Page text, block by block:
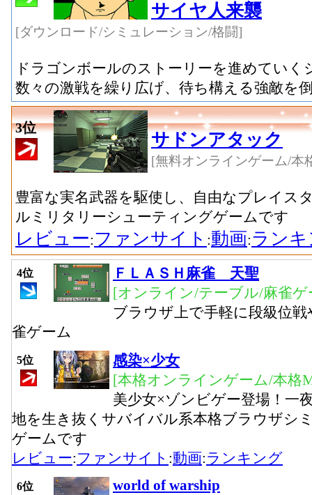
サイヤ人来襲
[ダウンロード/シミュレーション/格闘]
ドラゴンボールのストーリーを進めていく
数々の激戦を繰り広げ、待ち構える強敵を
3位
サドンアタック
[無料オンラインゲーム/本
豊富な実名武器を駆使し、自由なプレイス
ルミリタリーシューティングゲームです
レビュー:ファンサイト :動画:ラン
4位
ＦＬＡＳＨ麻雀 天聖
[オンライン/テーブル/麻雀ゲ
ブラウザ上で手軽に段級位
雀ゲーム
5位
感染×少女
[本格オンラインゲーム/本格
美少女×ゾンビゲー登場！一
地を生き抜くサバイバル系本格ブラウザシ
ゲームです
レビュー:ファンサイト :動画:ランキング
6位
world of warship